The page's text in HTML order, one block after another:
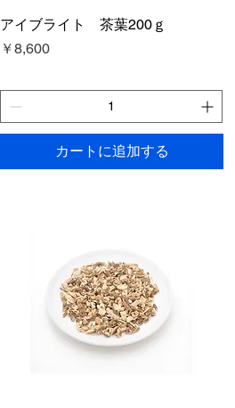
アイブライト 茶葉200ｇ
価格
￥8,600
カートに追加する